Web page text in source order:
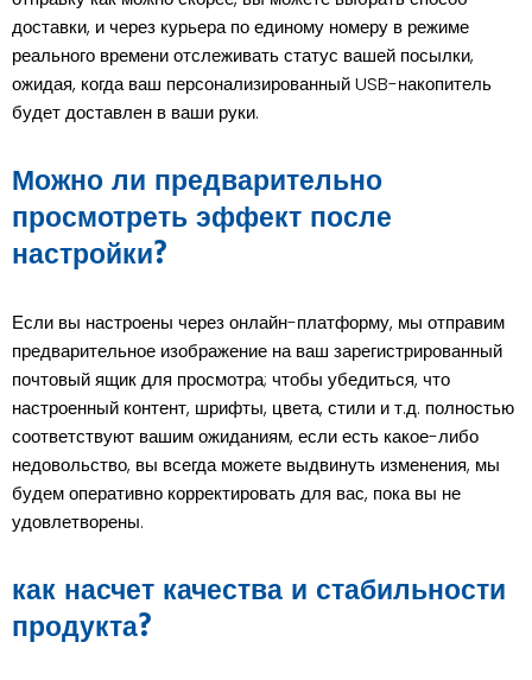
доставки, и через курьера по единому номеру в режиме
реального времени отслеживать статус вашей посылки,
ожидая, когда ваш персонализированный USB-накопитель
будет доставлен в ваши руки.
Можно ли предварительно
просмотреть эффект после
настройки?
Если вы настроены через онлайн-платформу, мы отправим
предварительное изображение на ваш зарегистрированный
почтовый ящик для просмотра; чтобы убедиться, что
настроенный контент, шрифты, цвета, стили и т.д. полностью
соответствуют вашим ожиданиям, если есть какое-либо
недовольство, вы всегда можете выдвинуть изменения, мы
будем оперативно корректировать для вас, пока вы не
удовлетворены.
как насчет качества и стабильности
продукта?